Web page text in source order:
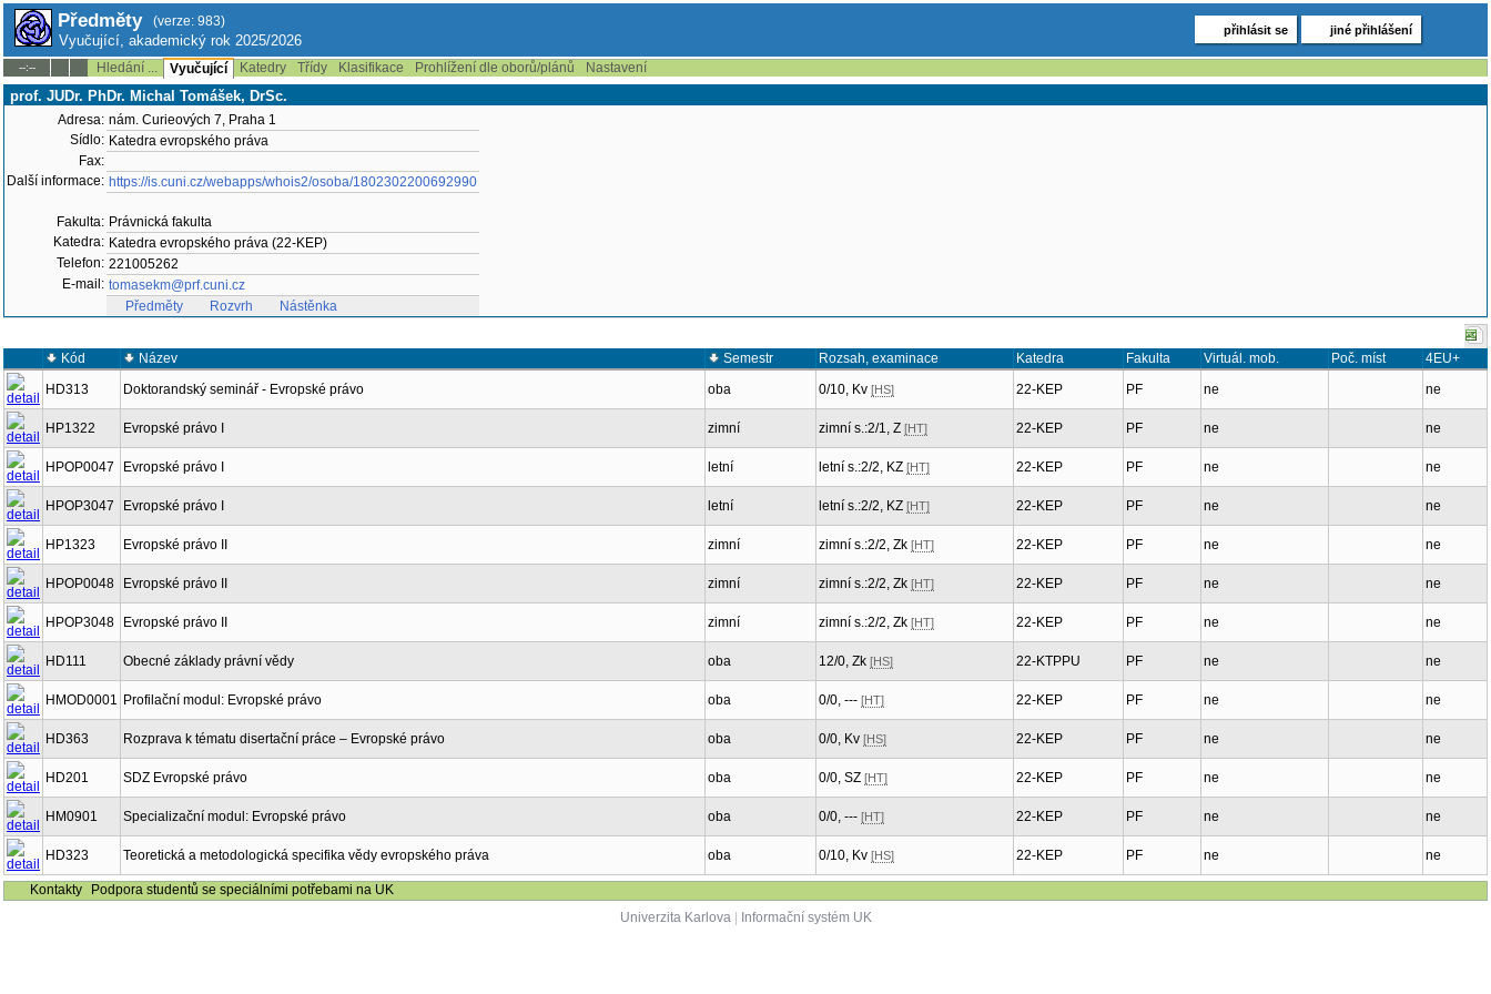
Předměty (verze: 983)
Vyučující, akademický rok 2025/2026
přihlásit se jiné přihlášení
--:-- Hledání ... Vyučující Katedry Třídy Klasifikace Prohlížení dle oborů/plánů Nastavení
prof. JUDr. PhDr. Michal Tomášek, DrSc.
Adresa: nám. Curieových 7, Praha 1
Sídlo: Katedra evropského práva
Fax:
Další informace: https://is.cuni.cz/webapps/whois2/osoba/1802302200692990
Fakulta: Právnická fakulta
Katedra: Katedra evropského práva (22-KEP)
Telefon: 221005262
E-mail: tomasekm@prf.cuni.cz
Předměty
Rozvrh Nástěnka
Kód Název Semestr Rozsah, examinace Katedra Fakulta Virtuál. mob. Poč. míst
4EU+
HD313
Doktorandský seminář - Evropské právo oba 0/10, Kv [HS] 22-KEP PF ne ne
HP1322 Evropské právo I zimní zimní s.:2/1, Z [HT] 22-KEP PF ne ne
HPOP0047 Evropské právo I letní letní s.:2/2, KZ [HT] 22-KEP PF ne ne
HPOP3047 Evropské právo I letní letní s.:2/2, KZ [HT] 22-KEP PF ne ne
HP1323 Evropské právo II zimní zimní s.:2/2, Zk [HT] 22-KEP PF ne ne
HPOP0048 Evropské právo II zimní zimní s.:2/2, Zk [HT] 22-KEP PF ne ne
HPOP3048 Evropské právo II zimní zimní s.:2/2, Zk [HT] 22-KEP PF ne ne
HD111 Obecné základy právní vědy oba 12/0, Zk [HS] 22-KTPPU PF ne ne
HMOD0001 Profilační modul: Evropské právo oba 0/0, --- [HT] 22-KEP PF ne ne
HD363 Rozprava k tématu disertační práce – Evropské právo oba 0/0, Kv [HS] 22-KEP PF ne ne
HD201 SDZ Evropské právo oba 0/0, SZ [HT] 22-KEP PF ne ne
HM0901 Specializační modul: Evropské právo oba 0/0, --- [HT] 22-KEP PF ne ne
HD323 Teoretická a metodologická specifika vědy evropského práva oba 0/10, Kv [HS] 22-KEP PF ne ne
Kontakty
Podpora studentů se speciálními potřebami na UK
Univerzita Karlova| Informační systém UK